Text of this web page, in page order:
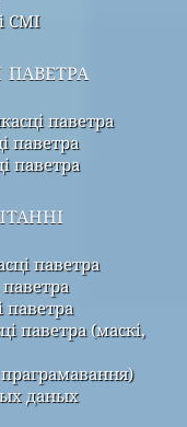
СМІ
паветра
паветра
паветра
паветра
паветра
паветра
паветра (маскі,
даных